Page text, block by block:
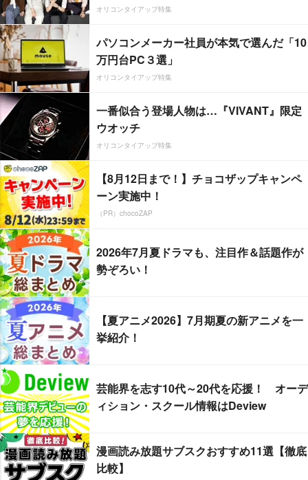
オリコンタイアップ特集
パソコンメーカー社員が本気で選んだ「10
万円台PC３選」
オリコンタイアップ特集
一番似合う登場人物は…『VIVANT』限定
ウオッチ
オリコンタイアップ特集
【8月12日まで！】チョコザップキャンペ
ーン実施中！
（PR）chocoZAP
2026年7月夏ドラマも、注目作＆話題作が
勢ぞろい！
【夏アニメ2026】7月期夏の新アニメを一
挙紹介！
芸能界を志す10代～20代を応援！ オーデ
ィション・スクール情報はDeview
漫画読み放題サブスクおすすめ11選【徹底
比較】